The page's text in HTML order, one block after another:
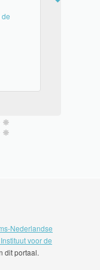
Nederlandse
voor de
dit portaal.